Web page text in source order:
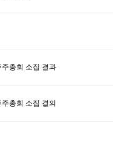
총회 소집 결과
총회 소집 결의